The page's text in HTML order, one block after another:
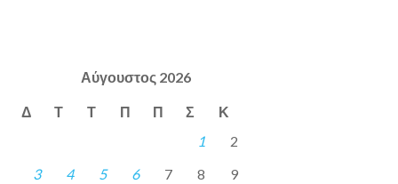
Αύγουστος 2026
Δ Τ Τ Π Π Σ Κ
1
2
3
4 5 6 7 8
9